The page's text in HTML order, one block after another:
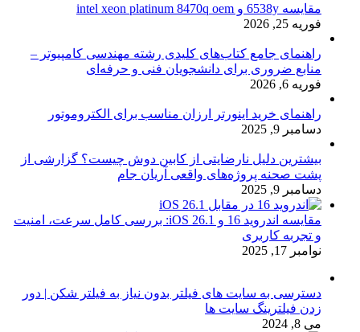
مقایسه 6538y و intel xeon platinum 8470q oem
فوریه 25, 2026
راهنمای جامع کتاب‌های کلیدی رشته مهندسی کامپیوتر –
منابع ضروری برای دانشجویان فنی و حرفه‌ای
فوریه 6, 2026
راهنمای خرید اینورتر ارزان مناسب برای الکتروموتور
دسامبر 9, 2025
بیشترین دلیل نارضایتی از کابین دوش چیست؟ گزارشی از
پشت صحنه پروژه‌های واقعی آریان جام
دسامبر 9, 2025
مقایسه اندروید 16 و iOS 26.1: بررسی کامل سرعت، امنیت
و تجربه کاربری
نوامبر 17, 2025
دسترسی به سایت های فیلتر بدون نیاز به فیلتر شکن | دور
زدن فیلترینگ سایت ها
می 8, 2024